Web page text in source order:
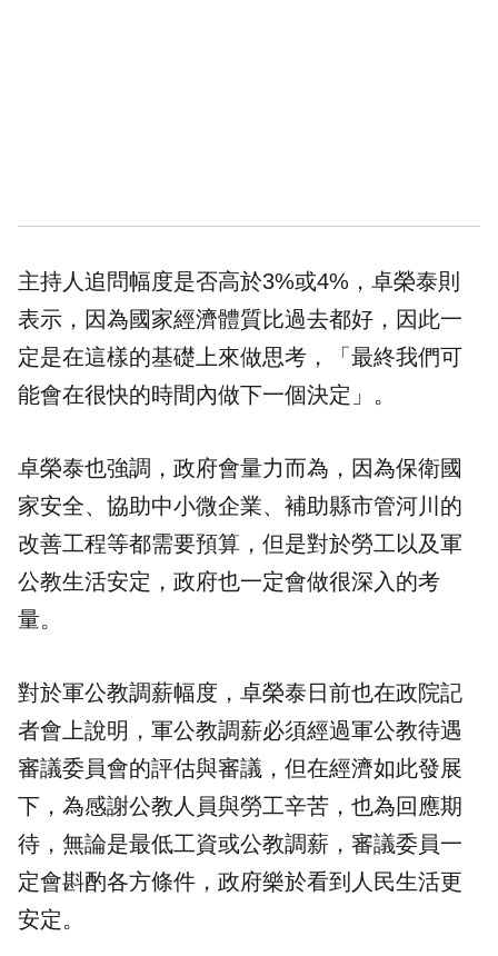
主持人追問幅度是否高於3%或4%，卓榮泰則
表示，因為國家經濟體質比過去都好，因此一
定是在這樣的基礎上來做思考，「最終我們可
能會在很快的時間內做下一個決定」。
卓榮泰也強調，政府會量力而為，因為保衛國
家安全、協助中小微企業、補助縣市管河川的
改善工程等都需要預算，但是對於勞工以及軍
公教生活安定，政府也一定會做很深入的考
量。
對於軍公教調薪幅度，卓榮泰日前也在政院記
者會上說明，軍公教調薪必須經過軍公教待遇
審議委員會的評估與審議，但在經濟如此發展
下，為感謝公教人員與勞工辛苦，也為回應期
待，無論是最低工資或公教調薪，審議委員一
定會斟酌各方條件，政府樂於看到人民生活更
安定。